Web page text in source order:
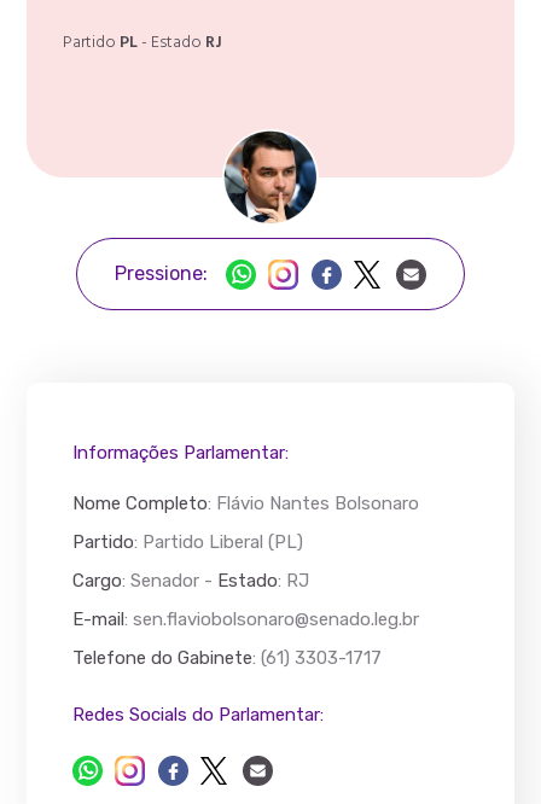
Partido PL- Estado RJ
Pressione:
Informações Parlamentar:
Nome Completo: Flávio Nantes Bolsonaro
Partido: Partido Liberal (PL)
Cargo: Senador - Estado: RJ
E-mail:sen.flaviobolsonaro@senado.leg.br
Telefone do Gabinete: (61) 3303-1717
Redes Socials do Parlamentar: